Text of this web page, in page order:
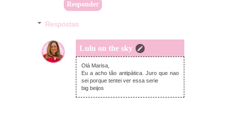
Responder
Respostas
Lulu on the sky
segunda-feira, novembro 02, 2020
Olá Marisa,
Eu a acho tão antipática. Juro que nao
sei porque tentei ver essa serie
big beijos